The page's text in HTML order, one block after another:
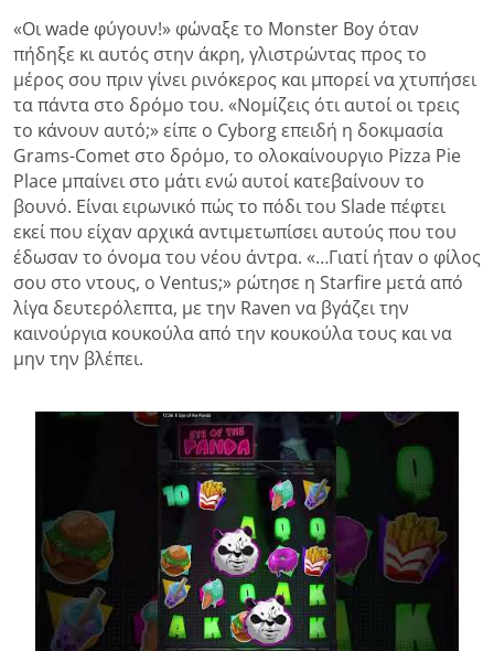
«Οι wade φύγουν!» φώναξε το Monster Boy όταν
πήδηξε κι αυτός στην άκρη, γλιστρώντας προς το
μέρος σου πριν γίνει ρινόκερος και μπορεί να χτυπήσει
τα πάντα στο δρόμο του. «Νομίζεις ότι αυτοί οι τρεις
το κάνουν αυτό;» είπε ο Cyborg επειδή η δοκιμασία
Grams-Comet στο δρόμο, το ολοκαίνουργιο Pizza Pie
Place μπαίνει στο μάτι ενώ αυτοί κατεβαίνουν το
βουνό. Είναι ειρωνικό πώς το πόδι του Slade πέφτει
εκεί που είχαν αρχικά αντιμετωπίσει αυτούς που του
έδωσαν το όνομα του νέου άντρα. «…Γιατί ήταν ο φίλος
σου στο ντους, ο Ventus;» ρώτησε η Starfire μετά από
λίγα δευτερόλεπτα, με την Raven να βγάζει την
καινούργια κουκούλα από την κουκούλα τους και να
μην την βλέπει.